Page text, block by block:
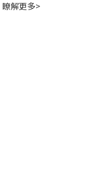
瞭解更多>